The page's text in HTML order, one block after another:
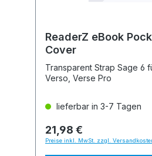
ReaderZ eBook
Cover
Transparent Strap Sage 6
Verso, Verse Pro
lieferbar in 3-7 Tagen
21,98 €
Preise inkl. MwSt. zzgl.